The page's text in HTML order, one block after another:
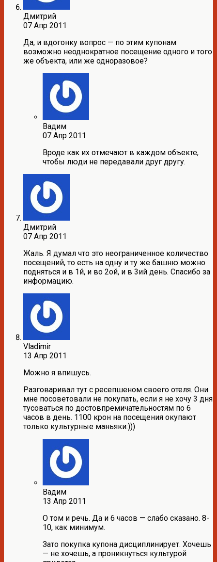
Дмитрий
07 Апр 2011
Да, и вдогонку вопрос — по этим купонам
возможно неоднократное посещение одного и того
же объекта, или же одноразовое?
Вадим
07 Апр 2011
Вроде как их отмечают в каждом объекте,
чтобы люди не передавали друг другу.
Дмитрий
07 Апр 2011
Жаль. Я думал что это неограниченное количество
посещений, то есть на одну и ту же башню можно
подняться и в 1й, и во 2ой, и в 3ий день. Спасибо за
информацию.
Vladimir
13 Апр 2011
Можно я впишусь.
Разговаривал тут с ресепшеном своего отеля. Они
мне посоветовали не покупать, если я не хочу 3 дня
тусоваться по достовпремичательностям по 6
часов в день. 1100 крон на посещения окупают
только культурные маньяки:)))
Вадим
13 Апр 2011
О том и речь. Да и 6 часов — слабо сказано. 8-
10, как минимум.
Зато покупка купона дисциплинирует. Хочешь
— не хочешь, а проникнуться культурой